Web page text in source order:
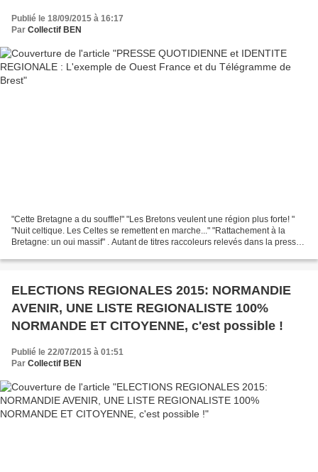
Publié le 18/09/2015 à 16:17
Par Collectif BEN
"Cette Bretagne a du souffle!" "Les Bretons veulent une région plus forte! "
"Nuit celtique. Les Celtes se remettent en marche..." "Rattachement à la
Bretagne: un oui massif" . Autant de titres raccoleurs relevés dans la presse
ELECTIONS REGIONALES 2015: NORMANDIE
AVENIR, UNE LISTE REGIONALISTE 100%
NORMANDE ET CITOYENNE, c'est possible !
Publié le 22/07/2015 à 01:51
Par Collectif BEN